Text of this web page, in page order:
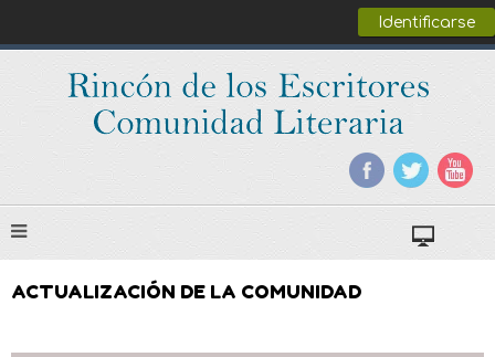
Identificarse
ACTUALIZACIÓN DE LA COMUNIDAD